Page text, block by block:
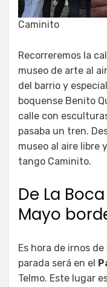
Caminito
Recorreremos la
museo de arte al
del barrio y
boquense Benito
calle con
pasaba un tren.
museo al aire libre
tango Caminito.
De La
Mayo
Es hora de irnos
parada será en el
Telmo. Este lugar